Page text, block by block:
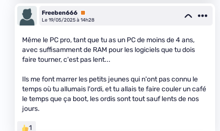
Freeben666 Premium
Le 19/05/2025 à 14h28
Même le PC pro, tant que tu as un PC de moins de 4 ans,
avec suffisamment de RAM pour les logiciels que tu dois
faire tourner, c'est pas lent...
Ils me font marrer les petits jeunes qui n'ont pas connu le
temps où tu allumais l'ordi, et tu allais te faire couler un café
le temps que ça boot, les ordis sont tout sauf lents de nos
jours.
1